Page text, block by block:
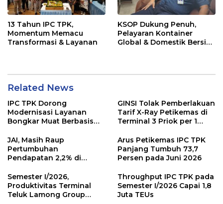
13 Tahun IPC TPK,
Momentum Memacu
Transformasi & Layanan
KSOP Dukung Penuh,
Pelayaran Kontainer
Global & Domestik Bersiap
Related News
IPC TPK Dorong
Modernisasi Layanan
Bongkar Muat Berbasis
GINSI Tolak Pemberlakuan
Tarif X-Ray Petikemas di
Terminal 3 Priok per 1
JAI, Masih Raup
Pertumbuhan
Pendapatan 2,2% di
Arus Petikemas IPC TPK
Panjang Tumbuh 73,7
Persen pada Juni 2026
Semester I/2026,
Produktivitas Terminal
Teluk Lamong Group
Throughput IPC TPK pada
Semester I/2026 Capai 1,8
Juta TEUs